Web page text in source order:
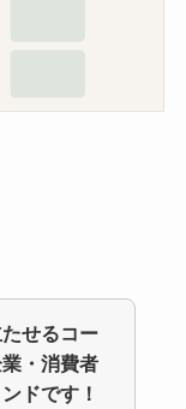
せるコー
・消費者
ドです！